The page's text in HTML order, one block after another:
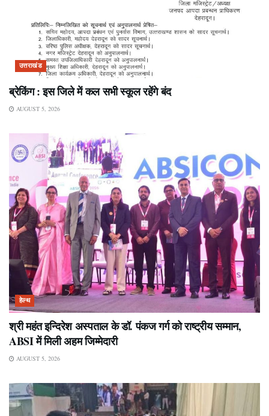
उत्तराखंड
ब्रेकिंग : इस जिले में कल सभी स्कूल रहेंगे बंद
AUGUST 5, 2026
हेल्थ
श्री महंत इन्दिरेश अस्पताल के डॉ. पंकज गर्ग को राष्ट्रीय सम्मान,
ABSI में मिली अहम जिम्मेदारी
AUGUST 5, 2026